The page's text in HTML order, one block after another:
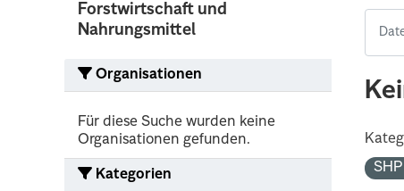
Forstwirtschaft und
Nahrungsmittel
Organisationen
Für diese Suche wurden keine
Organisationen gefunden.
Kategorien